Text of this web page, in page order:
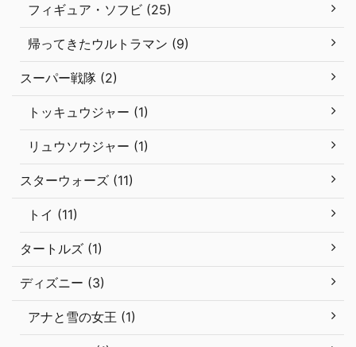
フィギュア・ソフビ (25)
帰ってきたウルトラマン (9)
スーパー戦隊 (2)
トッキュウジャー (1)
リュウソウジャー (1)
スターウォーズ (11)
トイ (11)
タートルズ (1)
ディズニー (3)
アナと雪の女王 (1)